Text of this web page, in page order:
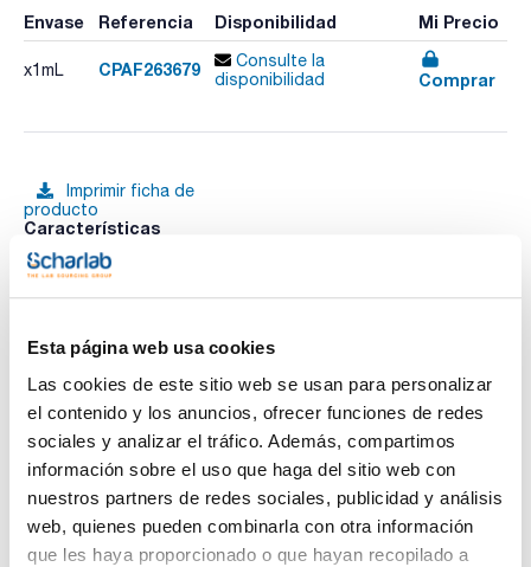
Esta página web usa cookies
Las cookies de este sitio web se usan para personalizar
el contenido y los anuncios, ofrecer funciones de redes
sociales y analizar el tráfico. Además, compartimos
información sobre el uso que haga del sitio web con
nuestros partners de redes sociales, publicidad y análisis
web, quienes pueden combinarla con otra información
que les haya proporcionado o que hayan recopilado a
Envase Referencia Disponibilidad Mi Precio
x1mL CPAF263679
Consulte la
disponibilidad
Comprar
Imprimir ficha de
producto
Características
Envase : Ampoule
Bromophos-ethyl 100ug/ml [4824-78-6]
Chlorpyrifos 100ug/ml [2921-88-2]
Chlorpyrifos methyl 100ug/ml [5598-13-0]
Chlorfenvinphos 100ug/ml [470-90-6]
Diazinon 100ug/ml [333-41-5]
Fenthion 100ug/ml [55-38-9]
Parathion 100ug/ml [56-38-2]
Parathion-methyl 100ug/ml [298-00-0]
Pirimiphos-methyl 100ug/ml [29232-93-7]
Azinphos-ethyl 100ug/ml [2642-71-9]
Documentación técnica
TDS / Ficha técnica
Regístrate para
descargas
COA
Regístrate para
descargas
SDS/ Hoja de seguridad